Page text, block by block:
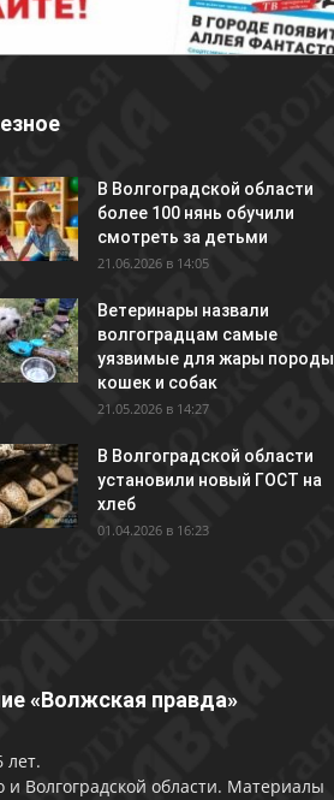
В Волгоградской области
более 100 нянь обучили
смотреть за детьми
21.06.2026 в 14:05
Ветеринары назвали
волгоградцам самые
уязвимые для жары породы
кошек и собак
21.05.2026 в 14:27
В Волгоградской области
установили новый ГОСТ на
хлеб
01.04.2026 в 16:23
«Волжская правда»
лет.
и Волгоградской области. Материалы